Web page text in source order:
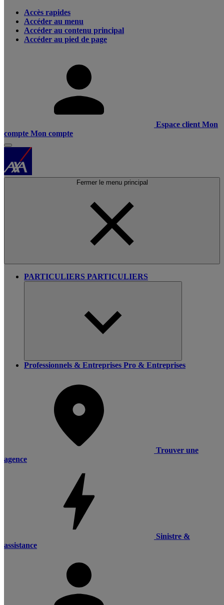
Accès rapides
Accéder au menu
Accéder au contenu principal
Accéder au pied de page
Espace client Mon
compte Mon compte
Fermer le menu principal
PARTICULIERS PARTICULIERS
Professionnels & Entreprises Pro & Entreprises
Trouver une
agence
Sinistre &
assistance